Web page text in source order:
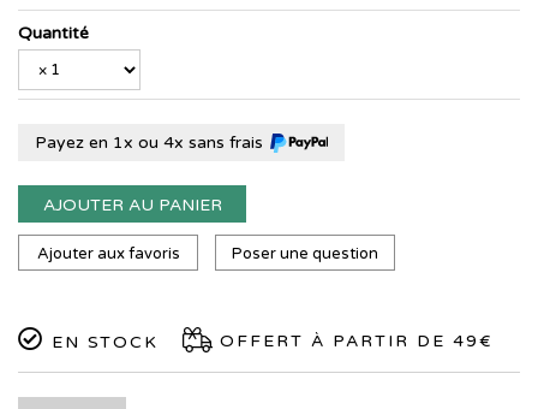
Quantité
Payez en 1x ou 4x sans frais
AJOUTER AU PANIER
Ajouter aux favoris Poser une question
EN STOCK OFFERT À PARTIR DE 49€